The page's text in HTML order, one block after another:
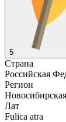
5
Страна
Российская
Регион
Лат
Fulica atra